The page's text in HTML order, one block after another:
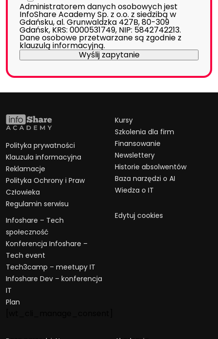
Administratorem danych osobowych jest
InfoShare Academy Sp. z o.o. z siedzibą w
Gdańsku, al. Grunwaldzka 427B, 80-309
Gdańsk, KRS: 0000531749, NIP: 5842742213.
Dane osobowe przetwarzane są zgodnie z
klauzulą informacyjną.
Polityka prywatności
Klauzula informacyjna
Reklamacje
Polityka Ochrony i Praw
Człowieka
Regulamin serwisu
Infoshare – Tech
społeczność
Konferencja Infoshare –
Tech event
Tech3camp – meetupy IT
Infoshare Dev – konferencja
IT
Plan
Kursy
Szkolenia dla firm
Finansowanie
Newslettery
Historie absolwentów
Baza narzędzi o AI
Wiedza o IT
Edytuj cookies